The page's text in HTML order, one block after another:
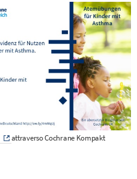
attraverso Cochrane Kompakt